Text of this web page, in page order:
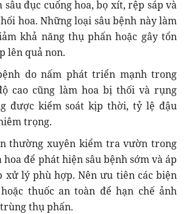
sâu đục cuống hoa, bọ xít, rệp sáp và
hoa. Những loại sâu bệnh này làm
khả năng thụ phấn hoặc gây tổn
lên quả non.
do nấm phát triển mạnh trong
cao cũng làm hoa bị thối và rụng
được kiểm soát kịp thời, tỷ lệ đậu
trọng.
thường xuyên kiểm tra vườn trong
hoa để phát hiện sâu bệnh sớm và áp
xử lý phù hợp. Nên ưu tiên các biện
thuốc an toàn để hạn chế ảnh
thụ phấn.